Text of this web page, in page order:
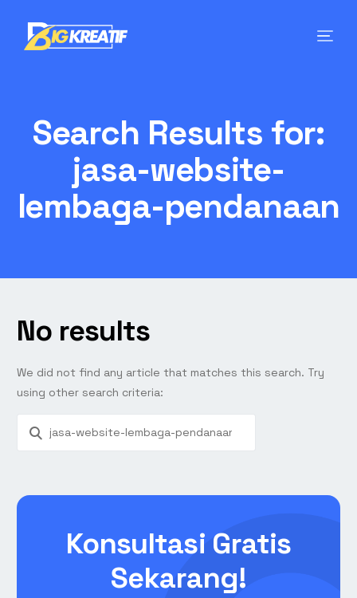
Search Results for:
jasa-website-
lembaga-pendanaan
No results
We did not find any article that matches this search. Try
using other search criteria:
Konsultasi Gratis
Sekarang!